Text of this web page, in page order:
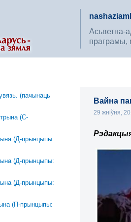
Асьветна-
праграмы,
Вайна
29 жніўня,
(пачынаць
(С-
(Д-прынцыпы:
(Д-прынцыпы:
(Д-прынцыпы:
(П-прынцыпы: